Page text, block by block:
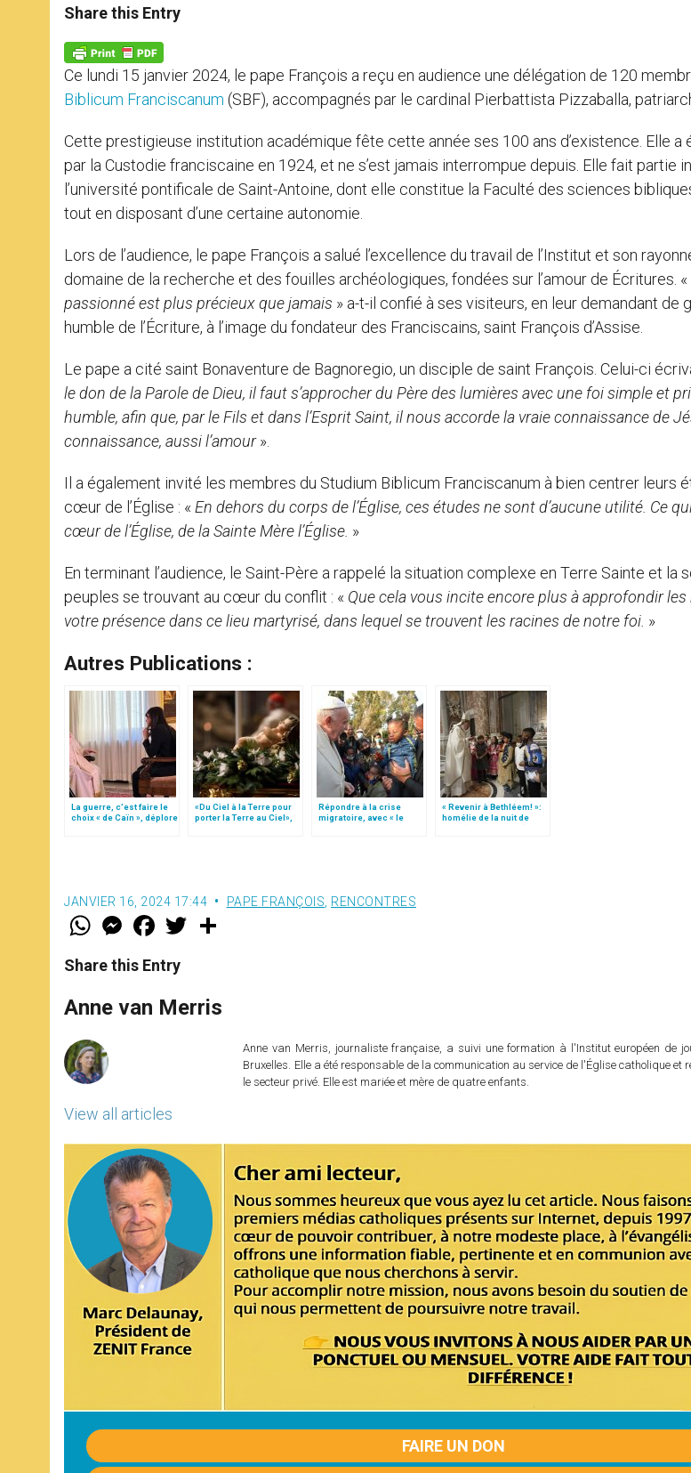
t
s
p
p
s
e
g
e
r
e
b
o
k
Share this Entry
Ce lundi 15 janvier 2024, le pape François a reçu en audience une délégation de 120
Biblicum Franciscanum (SBF), accompagnés par le cardinal Pierbattista Pizzaballa,
Cette prestigieuse institution académique fête cette année ses 100 ans d’existence. Elle a
par la Custodie franciscaine en 1924, et ne s’est jamais interrompue depuis. Elle fait partie
l’université pontificale de Saint-Antoine, dont elle constitue la Faculté des sciences
tout en disposant d’une certaine autonomie.
Lors de l’audience, le pape François a salué l’excellence du travail de l’Institut et son
domaine de la recherche et des fouilles archéologiques, fondées sur l’amour de Écritures. «
passionné est plus précieux que jamais » a-t-il confié à ses visiteurs, en leur demandant de
humble de l’Écriture, à l’image du fondateur des Franciscains, saint François d’Assise.
Le pape a cité saint Bonaventure de Bagnoregio, un disciple de saint François. Celui-ci
le don de la Parole de Dieu, il faut s’approcher du Père des lumières avec une foi simple et
humble, afin que, par le Fils et dans l’Esprit Saint, il nous accorde la vraie connaissance de
connaissance, aussi l’amour».
Il a également invité les membres du Studium Biblicum Franciscanum à bien centrer leurs
cœur de l’Église : « En dehors du corps de l’Église, ces études ne sont d’aucune utilité. Ce
cœur de l’Église, de la Sainte Mère l’Église. »
En terminant l’audience, le Saint-Père a rappelé la situation complexe en Terre Sainte et la
peuples se trouvant au cœur du conflit : « Que cela vous incite encore plus à approfondir
votre présence dans ce lieu martyrisé, dans lequel se trouvent les racines de notre foi. »
Autres Publications :
La guerre, c’est faire le
choix « de Caïn », déplore
«Du Ciel à la Terre pour
porter la Terre au Ciel»,
Répondre à la crise
migratoire, avec « le
« Revenir à Bethléem! »:
homélie de la nuit de
Noël (texte complet)
JANVIER 16, 2024 17:44 PAPE FRANÇOIS RENCONTRES
W
t
s
p
p
M
e
s
e
g
e
F
a
e
b
o
k
w
r
Share this Entry
Anne van Merris
View all articles
Anne van Merris, journaliste française, a suivi une formation à l'Institut européen de
Bruxelles. Elle a été responsable de la communication au service de l'Église catholique et
le secteur privé. Elle est mariée et mère de quatre enfants.
FAIRE UN DON